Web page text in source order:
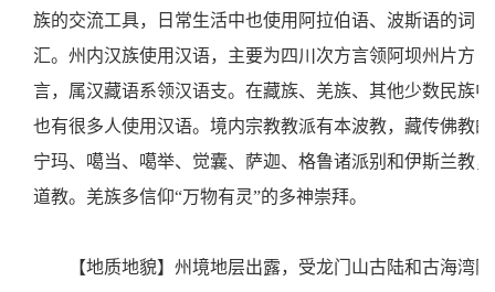
族的交流工具，日常生活中也使用阿拉伯语、波斯语的词
汇。州内汉族使用汉语，主要为四川次方言领阿坝州片方
言，属汉藏语系领汉语支。在藏族、羌族、其他少数民族中
也有很多人使用汉语。境内宗教教派有本波教，藏传佛教的
宁玛、噶当、噶举、觉囊、萨迦、格鲁诸派别和伊斯兰教，
道教。羌族多信仰“万物有灵”的多神崇拜。
【地质地貌】州境地层出露，受龙门山古陆和古海湾阻